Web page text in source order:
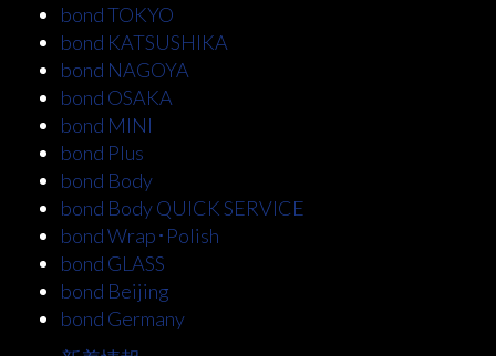
bond TOKYO
bond KATSUSHIKA
bond NAGOYA
bond OSAKA
bond MINI
bond Plus
bond Body
bond Body QUICK SERVICE
bond Wrap･Polish
bond GLASS
bond Beijing
bond Germany